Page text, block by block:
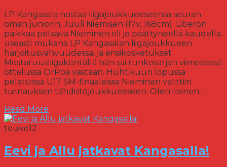
LP Kangasala nostaa liigajoukkueeseensa seuran
oman juniorin, Juuli Niemisen (17v, 168cm). Liberon
paikkaa pelaava Nieminen oli jo päättyneellä kaudella
useasti mukana LP Kangasalan liigajoukkueen
harjoitusvahvuudessa, ja ensikosketukset
Mestaruusliigakentällä hän sai runkosarjan viimeisessä
ottelussa OrPoa vastaan. Huhtikuun lopussa
pelatuissa U17 SM-finaaleissa Nieminen valittiin
turnauksen tähdistöjoukkueeseen. Olen iloinen...
Read More
touko12
Eevi ja Allu jatkavat Kangasalla!